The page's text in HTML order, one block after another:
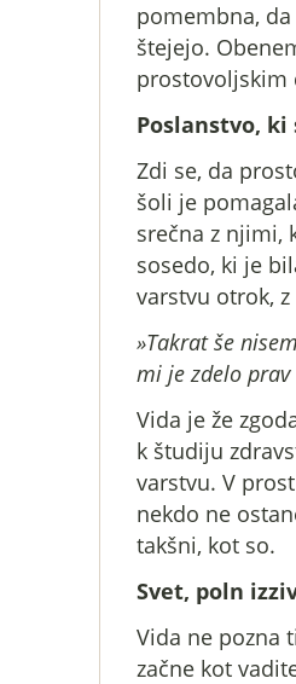
pomembna,
štejejo.
prostovoljskim
Poslanstvo,
Zdi se, da
šoli je
srečna z njimi,
sosedo, ki je
varstvu otrok,
»Takrat še
mi je zdelo
Vida je že
k študiju
varstvu. V
nekdo ne
takšni, kot so.
Svet, poln
Vida ne pozna
začne kot